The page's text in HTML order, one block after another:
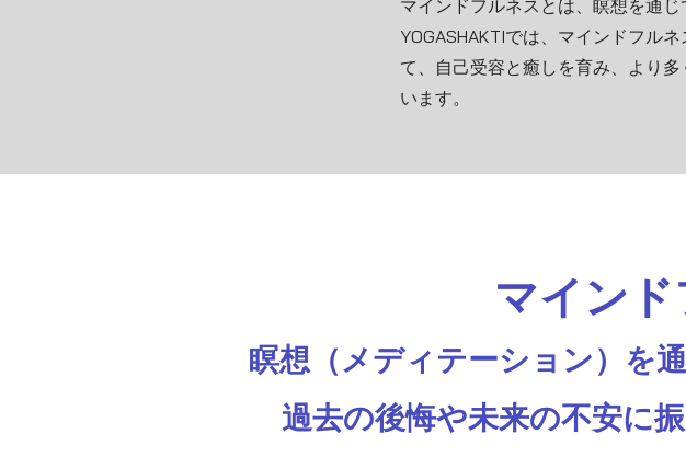
マインドフルネスとは、瞑想を通
YOGASHAKTIでは、マインドフル
て、自己受容と癒しを育み、より
います。
マイン
瞑想（メディテーション）を
過去の後悔や未来の不安に